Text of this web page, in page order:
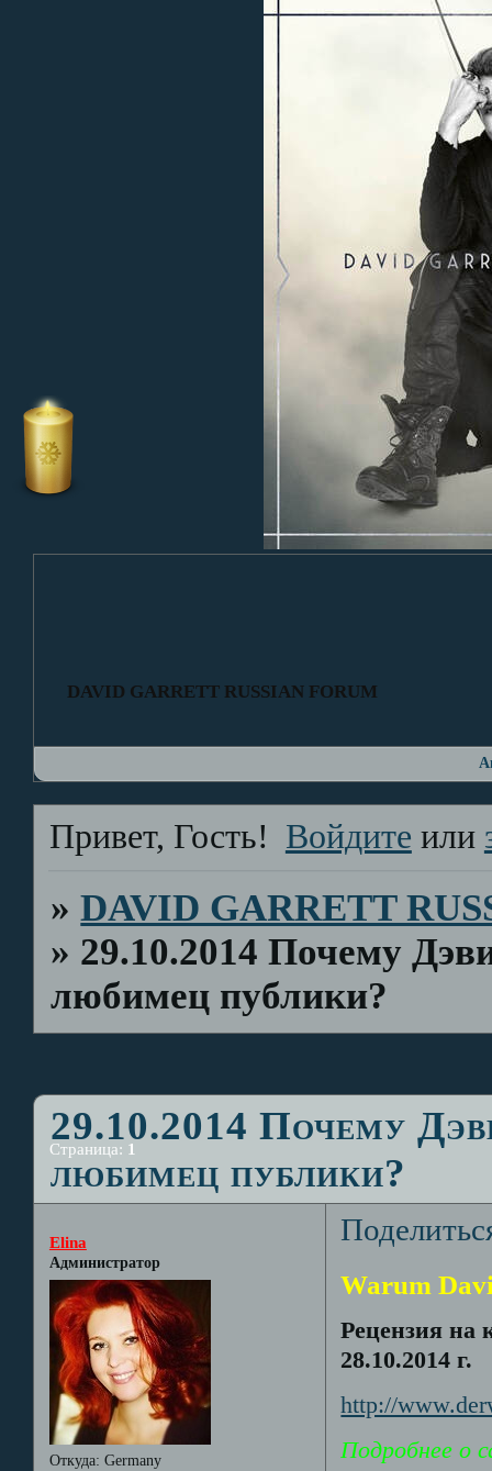
DAVID GARRETT RUSSIAN FORUM
Привет, Гость! Войдите или
»DAVID GARRETT
» 29.10.2014 Почему
любимец публики?
29.10.2014 Почему
любимец публики?
Страница: 1
Elina
Администратор
Откуда: Germany
Warum
Рецензия на
28.10.2014 г.
http://
Подробнее о